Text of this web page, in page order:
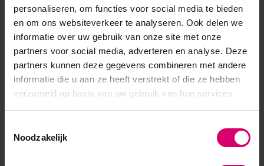
personaliseren, om functies voor social media te bieden
en om ons websiteverkeer te analyseren. Ook delen we
informatie over uw gebruik van onze site met onze
partners voor social media, adverteren en analyse. Deze
partners kunnen deze gegevens combineren met andere
informatie die u aan ze heeft verstrekt of die ze hebben
verzameld op basis van uw gebruik van hun services.
Noodzakelijk